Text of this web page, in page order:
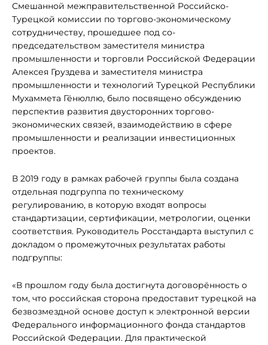
Смешанной межправительственной Российско-
Турецкой комиссии по торгово-экономическому
сотрудничеству, прошедшее под со-
председательством заместителя министра
промышленности и торговли Российской Федерации
Алексея Груздева и заместителя министра
промышленности и технологий Турецкой Республики
Мухаммета Гёнюллю, было посвящено обсуждению
перспектив развития двусторонних торгово-
экономических связей, взаимодействию в сфере
промышленности и реализации инвестиционных
проектов.
В 2019 году в рамках рабочей группы была создана
отдельная подгруппа по техническому
регулированию, в которую входят вопросы
стандартизации, сертификации, метрологии, оценки
соответствия. Руководитель Росстандарта выступил с
докладом о промежуточных результатах работы
подгруппы:
«В прошлом году была достигнута договорённость о
том, что российская сторона предоставит турецкой на
безвозмездной основе доступ к электронной версии
Федерального информационного фонда стандартов
Российской Федерации. Для практической